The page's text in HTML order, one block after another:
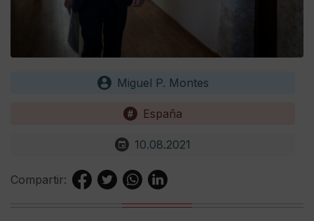
Miguel P. Montes
España
10.08.2021
Compartir: